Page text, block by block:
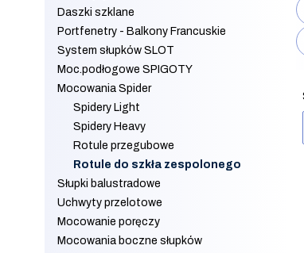
Daszki szklane
Portfenetry - Balkony Francuskie
System słupków SLOT
Moc.podłogowe SPIGOTY
Mocowania Spider
Spidery Light
Spidery Heavy
Rotule przegubowe
Rotule do szkła zespolonego
Słupki balustradowe
Uchwyty przelotowe
Mocowanie poręczy
Mocowania boczne słupków